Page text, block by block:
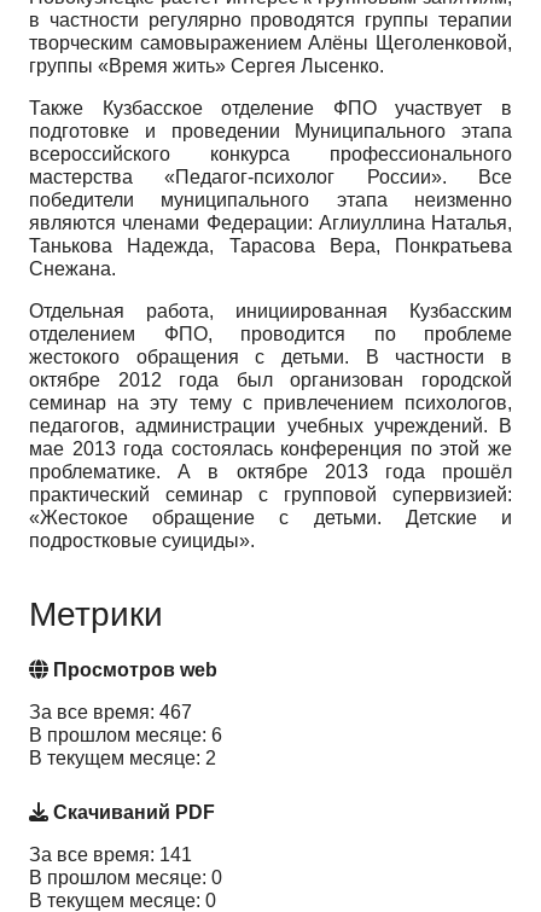
в частности регулярно проводятся группы терапии
творческим самовыражением Алёны Щеголенковой,
группы «Время жить» Сергея Лысенко.
Также Кузбасское отделение ФПО участвует в
подготовке и проведении Муниципального этапа
всероссийского конкурса профессионального
мастерства «Педагог-психолог России». Все
победители муниципального этапа неизменно
являются членами Федерации: Аглиуллина Наталья,
Танькова Надежда, Тара­сова Вера, Понкратьева
Снежана.
Отдельная работа, инициированная Кузбасским
отделением ФПО, проводится по проблеме
жестокого обращения с детьми. В частности в
октябре 2012 года был организован городской
семинар на эту тему с привлечением психологов,
педагогов, администрации учебных учреждений. В
мае 2013 года состоялась конференция по этой же
проблематике. А в октябре 2013 года прошёл
практический семинар с групповой супервизией:
«Жестокое обращение с детьми. Детские и
подростковые суициды».
Метрики
Просмотров web
За все время: 467
В прошлом месяце: 6
В текущем месяце: 2
Скачиваний PDF
За все время: 141
В прошлом месяце: 0
В текущем месяце: 0